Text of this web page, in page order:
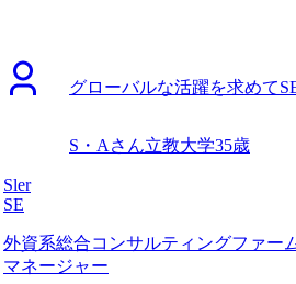
るのでは、と非常に緊張していまし
しくお話ができました。ただ、その
ていくコンサルティングファームの
ともと控えめな性格ということもあ
らは面接では自分を売り込まないと
円、転職後は年収800万円になりま
マネジメントスキルを期待されての
行フェーズの案件に入りたいと思い
与していければと考えています。ま
きいSIerかITコンサルタントかの2
が、結局アサイン次第では保守運用
した。そのため、より確実に上流
ズなど転職の実態をかなり細かいと
験と知見をお持ちの方だと思ったか
る解像度が他のエージェントよりも
うと思いました。 現職の会社でSAP
ージするのが難しかったのですが、
動きをするのか詳しく教えていただ
たのはもちろん、志望理由や自分の
グローバルな活躍を求めて
S・Aさん立教大学35歳
Sler
SE
外資系総合コンサルティングファー
マネージャー